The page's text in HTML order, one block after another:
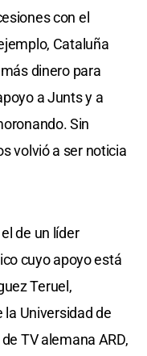
con el
Cataluña
dinero para
a Junts y a
Sin
volvió a ser noticia
de un líder
cuyo apoyo está
Teruel,
la Universidad de
TV alemana ARD,